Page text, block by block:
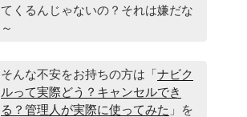
てくるんじゃないの？それは嫌だな
～
そんな不安をお持ちの方は「ナビク
ルって実際どう？キャンセルでき
る？管理人が実際に使ってみた 」を